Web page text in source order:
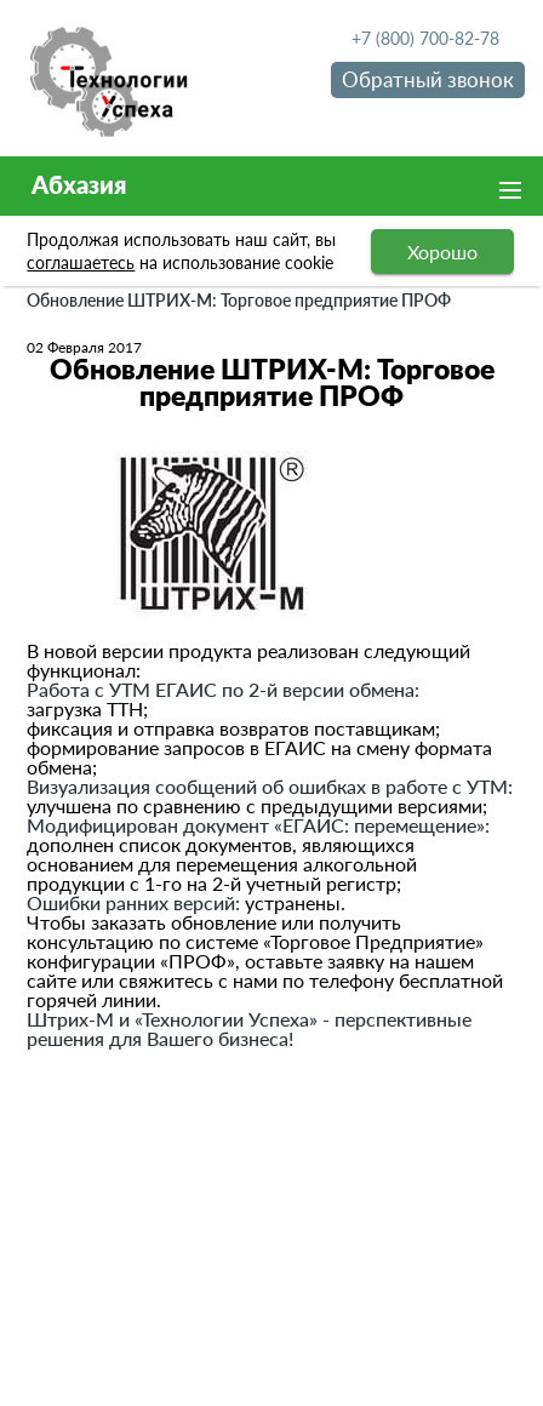
+7 (800) 700-82-78
Обратный звонок
Абхазия
Продолжая использовать наш сайт, вы
соглашаетесь на использование cookie Хорошо
Новости
Обновление ШТРИХ-М: Торговое предприятие ПРОФ
02 Февраля 2017
Обновление ШТРИХ-М: Торговое
предприятие ПРОФ
В новой версии продукта реализован следующий
функционал:
Работа с УТМ ЕГАИС по 2-й версии обмена:
загрузка ТТН;
фиксация и отправка возвратов поставщикам;
формирование запросов в ЕГАИС на смену формата
обмена;
Визуализация сообщений об ошибках в работе с УТМ:
улучшена по сравнению с предыдущими версиями;
Модифицирован документ «ЕГАИС: перемещение»:
дополнен список документов, являющихся
основанием для перемещения алкогольной
продукции с 1-го на 2-й учетный регистр;
Ошибки ранних версий: устранены.
Чтобы заказать обновление или получить
консультацию по системе «Торговое Предприятие»
конфигурации «ПРОФ», оставьте заявку на нашем
сайте или свяжитесь с нами по телефону бесплатной
горячей линии.
Штрих-М и «Технологии Успеха» - перспективные
решения для Вашего бизнеса!